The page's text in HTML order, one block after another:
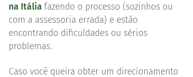
na Itália fazendo o processo (sozinhos ou
com a assessoria errada) e estão
encontrando dificuldades ou sérios
problemas.
Caso você queira obter um direcionamento